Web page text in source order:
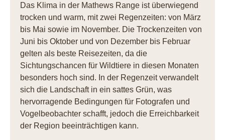
Das Klima in der Mathews Range ist überwiegend
trocken und warm, mit zwei Regenzeiten: von März
bis Mai sowie im November. Die Trockenzeiten von
Juni bis Oktober und von Dezember bis Februar
gelten als beste Reisezeiten, da die
Sichtungschancen für Wildtiere in diesen Monaten
besonders hoch sind. In der Regenzeit verwandelt
sich die Landschaft in ein sattes Grün, was
hervorragende Bedingungen für Fotografen und
Vogelbeobachter schafft, jedoch die Erreichbarkeit
der Region beeinträchtigen kann.